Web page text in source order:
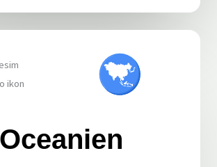
Oceanien